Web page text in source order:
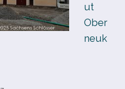
ut
Ober
neuk